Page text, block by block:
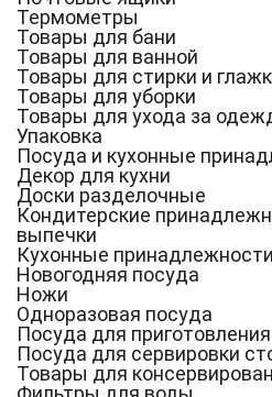
Термометры
Товары для бани
Товары для ванной
Товары для стирки и
Товары для уборки
Товары для ухода за
Упаковка
Посуда и кухонные
Декор для кухни
Доски разделочные
Кондитерские
выпечки
Кухонные
Новогодняя посуда
Ножи
Одноразовая посуда
Посуда для приготовления
Посуда для сервировки
Товары для